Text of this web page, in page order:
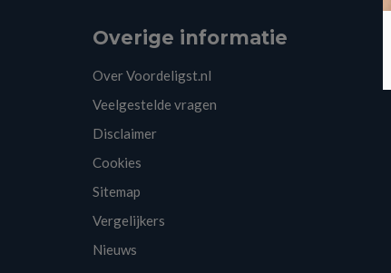
Overige informatie
Over Voordeligst.nl
Veelgestelde vragen
Disclaimer
Cookies
Sitemap
Vergelijkers
Nieuws